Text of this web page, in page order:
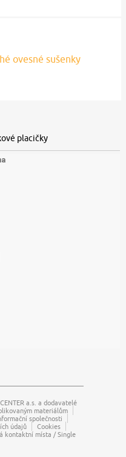
ovesné sušenky
placičky
a.s. a dodavatelé
materiálům
společnosti
údajů
Cookies
kontaktní místa / Single